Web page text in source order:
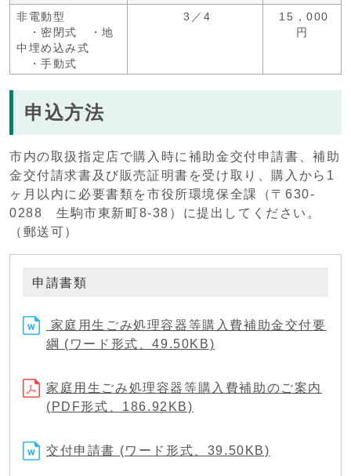
非電動型
・密閉式 ・地
中埋め込み式
・手動式
3／4
15，000
円
申込方法
市内の取扱指定店で購入時に補助金交付申請書、補助
金交付請求書及び販売証明書を受け取り、購入から1
ヶ月以内に必要書類を市役所環境保全課（〒630-
0288 生駒市東新町8-38）に提出してください。
（郵送可）
申請書類
家庭用生ごみ処理容器等購入費補助金交付要
綱 (ワード形式、49.50KB)
家庭用生ごみ処理容器等購入費補助のご案内
(PDF形式、186.92KB)
交付申請書 (ワード形式、39.50KB)